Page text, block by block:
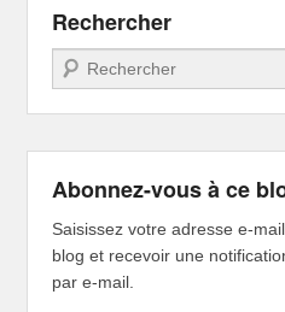
Rechercher
Recherche
Abonnez-vous à ce
Saisissez votre adresse e-
blog et recevoir une
par e-mail.